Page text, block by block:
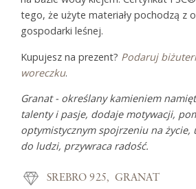
tego, że użyte materiały pochodzą z
gospodarki leśnej.
Kupujesz na prezent? Podaruj
woreczku.
Granat - określany kamieniem
talenty i pasje, dodaje motywacji,
optymistycznym spojrzeniu na życie,
do ludzi, przywraca radość.
SREBRO 925 GRANAT